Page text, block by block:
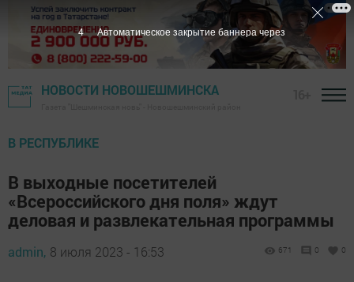
НОВОСТИ НОВОШЕШМИНСКА
В РЕСПУБЛИКЕ
В выходные посетителей
«Всероссийского дня поля» ждут
деловая и развлекательная программы
admin, 8 июля 2023 - 16:53 671 0 0
2 Автоматическое закрытие баннера через